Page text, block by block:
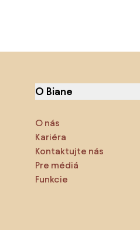
O Biane
O nás
Kariéra
Kontaktujte nás
Pre médiá
Funkcie